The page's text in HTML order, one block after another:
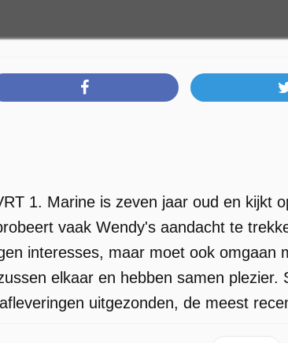
1. Marine is zeven jaar oud en kijkt
vaak Wendy's aandacht te
interesses, maar moet ook omgaan
elkaar en hebben samen plezier.
uitgezonden, de meest